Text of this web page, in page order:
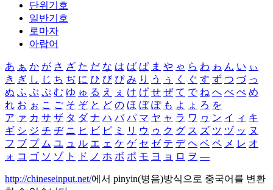
단위기호
일반기호
로마자
아랍어
あ ぁ か が さ ざ た だ な は ば ぱ ま や ゃ ら わ ゎ ん い ぃ
き ぎ し じ ち ぢ に ひ び ぴ み り う ぅ く ぐ す ず つ づ っ
ぬ ふ ぶ ぷ む ゆ ゅ る え ぇ け げ せ ぜ て で ね へ べ ぺ め
れ お ぉ こ ご そ ぞ と ど の ほ ぼ ぽ も よ ょ ろ を
ア ァ カ サ ザ タ ダ ナ ハ バ パ マ ヤ ャ ラ ワ ヮ ン イ ィ キ
ギ シ ジ チ ヂ ニ ヒ ビ ピ ミ リ ウ ゥ ク グ ス ズ ツ ヅ ッ ヌ
フ ブ プ ム ユ ュ ル エ ェ ケ ゲ セ ゼ テ デ ヘ ベ ペ メ レ オ
ォ コ ゴ ソ ゾ ト ド ノ ホ ボ ポ モ ヨ ョ ロ ヲ ―
http://chineseinput.net/에서 pinyin(병음)방식으로 중국어를 변환